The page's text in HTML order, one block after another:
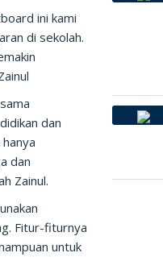
ini kami
di sekolah.
dan
dan
Zainul.
Fitur-fiturnya
untuk